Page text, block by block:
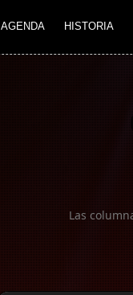
AGENDA HISTORIA
Las